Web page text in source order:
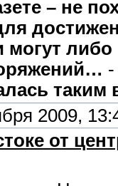
– не
могут
таким
2009,
от